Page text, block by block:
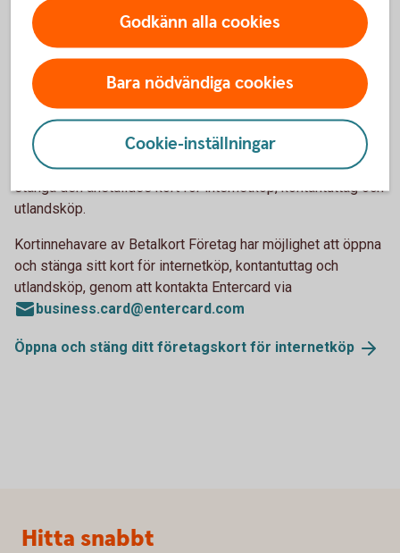
kan en behörig användare gå in och ändra det i
internetbanken för företag.
Betalkort företag
När du får ditt kort är det öppet för internetköp.
Behörig kontaktperson/firmatecknare kontaktar Entercard
via business.card@entercard.com för att både öppna eller
stänga den anställdes kort för internetköp, kontantuttag och
utlandsköp.
Kortinnehavare av Betalkort Företag har möjlighet att öppna
och stänga sitt kort för internetköp, kontantuttag och
utlandsköp, genom att kontakta Entercard via
business.card@entercard.com
Öppna och stäng ditt företagskort för internetköp
Godkänn alla cookies
Bara nödvändiga cookies
Cookie-inställningar
Sidfot
Hitta snabbt